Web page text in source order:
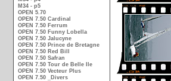
M34 - p5
OPEN 5.70
OPEN 7.50 Cardinal
OPEN 7.50 Ferrum
OPEN 7.50 Funny Lobella
OPEN 7.50 Jalucyne
OPEN 7.50 Prince de Bretagne
OPEN 7.50 Red Bill
OPEN 7.50 Safran
OPEN 7.50 Tour de Belle Ile
OPEN 7.50 Vecteur Plus
OPEN 7.50 _Divers